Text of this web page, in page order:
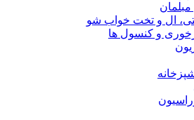
ال و تخت خواب شو
و کنسول ها